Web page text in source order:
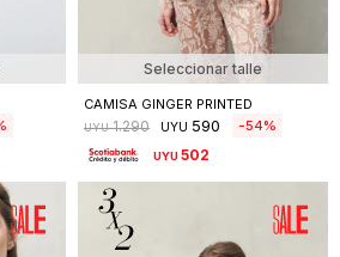
Seleccionar talle
CAMISA GINGER PRINTED
UYU 1.290 UYU 590 54
UYU502